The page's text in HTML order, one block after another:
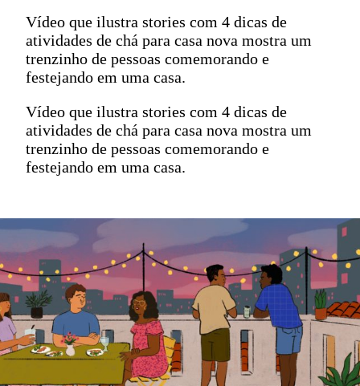
Vídeo que ilustra stories com 4 dicas de
atividades de chá para casa nova mostra um
trenzinho de pessoas comemorando e
festejando em uma casa.
Vídeo que ilustra stories com 4 dicas de
atividades de chá para casa nova mostra um
trenzinho de pessoas comemorando e
festejando em uma casa.